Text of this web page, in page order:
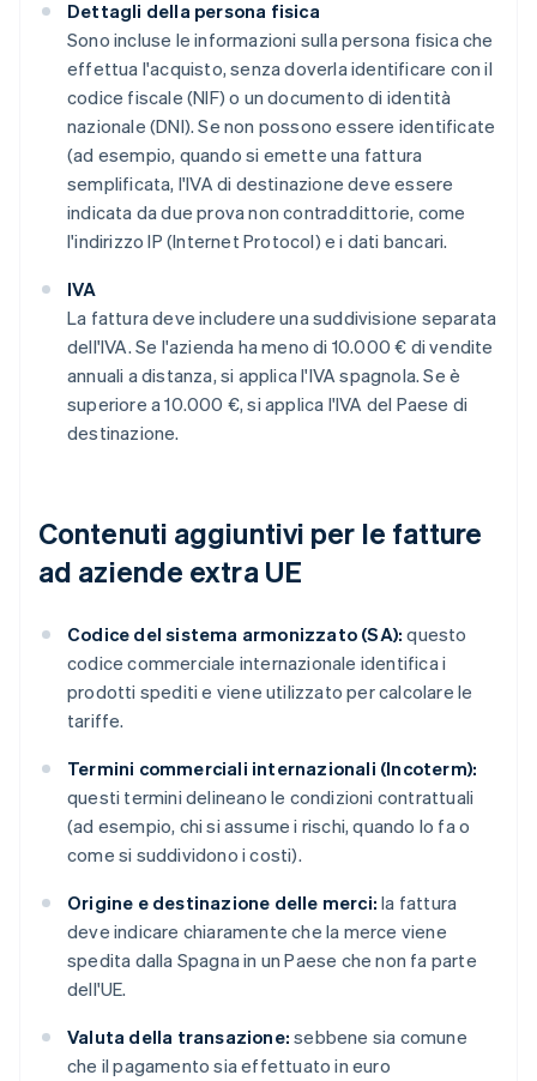
Dettagli della persona fisica
Sono incluse le informazioni sulla persona fisica che
effettua l'acquisto, senza doverla identificare con il
codice fiscale (NIF) o un documento di identità
nazionale (DNI). Se non possono essere identificate
(ad esempio, quando si emette una fattura
semplificata, l'IVA di destinazione deve essere
indicata da due prova non contraddittorie, come
l'indirizzo IP (Internet Protocol) e i dati bancari.
IVA
La fattura deve includere una suddivisione separata
dell'IVA. Se l'azienda ha meno di 10.000 € di vendite
annuali a distanza, si applica l'IVA spagnola. Se è
superiore a 10.000 €, si applica l'IVA del Paese di
destinazione.
Contenuti aggiuntivi per le fatture
ad aziende extra UE
Codice del sistema armonizzato (SA): questo
codice commerciale internazionale identifica i
prodotti spediti e viene utilizzato per calcolare le
tariffe.
Termini commerciali internazionali (Incoterm):
questi termini delineano le condizioni contrattuali
(ad esempio, chi si assume i rischi, quando lo fa o
come si suddividono i costi).
Origine e destinazione delle merci: la fattura
deve indicare chiaramente che la merce viene
spedita dalla Spagna in un Paese che non fa parte
dell'UE.
Valuta della transazione: sebbene sia comune
che il pagamento sia effettuato in euro